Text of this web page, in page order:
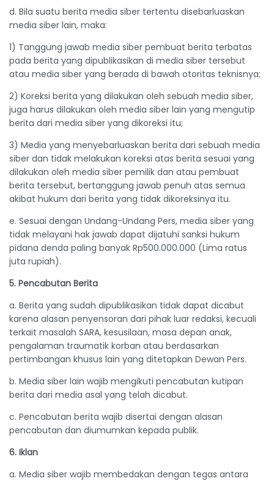
d. Bila suatu berita media siber tertentu disebarluaskan
media siber lain, maka:
1) Tanggung jawab media siber pembuat berita terbatas
pada berita yang dipublikasikan di media siber tersebut
atau media siber yang berada di bawah otoritas teknisnya;
2) Koreksi berita yang dilakukan oleh sebuah media siber,
juga harus dilakukan oleh media siber lain yang mengutip
berita dari media siber yang dikoreksi itu;
3) Media yang menyebarluaskan berita dari sebuah media
siber dan tidak melakukan koreksi atas berita sesuai yang
dilakukan oleh media siber pemilik dan atau pembuat
berita tersebut, bertanggung jawab penuh atas semua
akibat hukum dari berita yang tidak dikoreksinya itu.
e. Sesuai dengan Undang-Undang Pers, media siber yang
tidak melayani hak jawab dapat dijatuhi sanksi hukum
pidana denda paling banyak Rp500.000.000 (Lima ratus
juta rupiah).
5. Pencabutan Berita
a. Berita yang sudah dipublikasikan tidak dapat dicabut
karena alasan penyensoran dari pihak luar redaksi, kecuali
terkait masalah SARA, kesusilaan, masa depan anak,
pengalaman traumatik korban atau berdasarkan
pertimbangan khusus lain yang ditetapkan Dewan Pers.
b. Media siber lain wajib mengikuti pencabutan kutipan
berita dari media asal yang telah dicabut.
c. Pencabutan berita wajib disertai dengan alasan
pencabutan dan diumumkan kepada publik.
6. Iklan
a. Media siber wajib membedakan dengan tegas antara